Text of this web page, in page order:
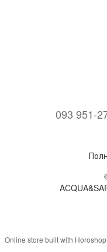
093 951-
Online store built with Horoshop